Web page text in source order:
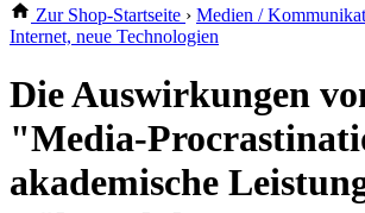
Zur Shop-Startseite › Medien /
Internet, neue Technologien
Die Auswirkungen
"Media-
akademische